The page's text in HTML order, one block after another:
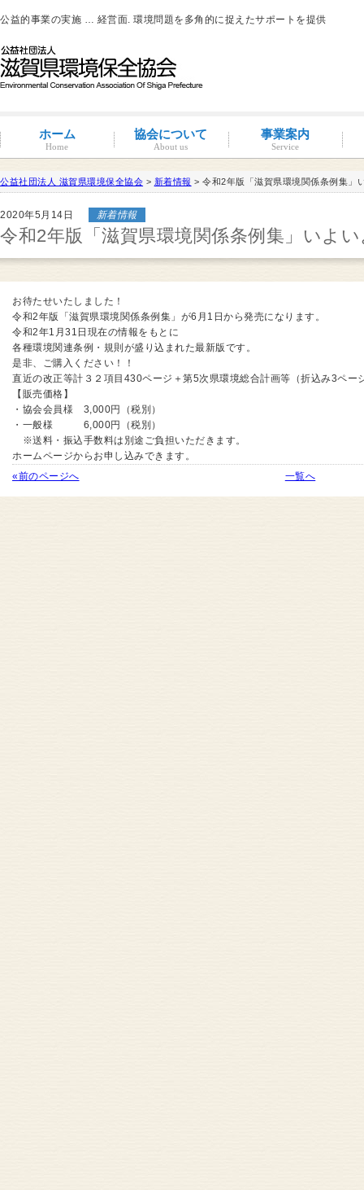
公益的事業の実施 … 経営面. 環境問題を多角的に捉えたサポートを提供
ホーム
Home
協会について
About us
概要と沿革
組織図・役員紹介
情報公開
コンプライアンス
事業案内
Service
コンプライアンス支援
地域連携事業
環境負荷低減活動支援
環境経営の支援
事業サポート
水処理分科会
滋賀環境管理アドバイザー
派遣事業
水質
大気
土壌汚染
産業廃棄物
騒音・振動・悪臭防止
省エネルギー
ISO14001
その他
滋賀県条例関係
有機物分解装置
自動手洗い乾燥装置
新クリラック処理
会員一覧
入会案内
会員の特典
公益社団法人 滋賀県環境保全協会 > 新着情報 > 令和2年版「滋賀県環境関係条例集」
2020年5月14日 新着情報
令和2年版「滋賀県環境関係条例集」いよ
お待たせいたしました！
令和2年版「滋賀県環境関係条例集」が6月1日から発売になります。
令和2年1月31日現在の情報をもとに
各種環境関連条例・規則が盛り込まれた最新版です。
是非、ご購入ください！！
直近の改正等計３２項目430ページ＋第5次県環境総合計画等（折込み3ペー
【販売価格】
・協会会員様 3,000円（税別）
・一般様 6,000円（税別）
※送料・振込手数料は別途ご負担いただきます。
ホームページからお申し込みできます。
«前のページへ
一覧へ